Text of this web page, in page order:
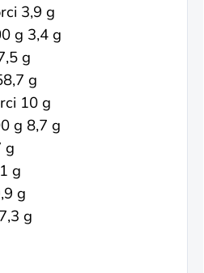
3,9 g
g 3,4 g
g
g
10 g
g 8,7 g
g
g
g
g